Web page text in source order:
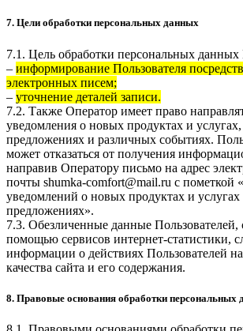
7. Цели обработки персональных данных
7.1. Цель обработки персональных данных
– информирование Пользователя
электронных писем;
– уточнение деталей записи.
7.2. Также Оператор имеет право
уведомления о новых продуктах и
предложениях и различных событиях.
может отказаться от получения
направив Оператору письмо на адрес
почты shumka-comfort@mail.ru с пометкой
уведомлений о новых продуктах и
предложениях».
7.3. Обезличенные данные Пользователей,
помощью сервисов интернет-статистики,
информации о действиях Пользователей
качества сайта и его содержания.
8. Правовые основания обработки персональных